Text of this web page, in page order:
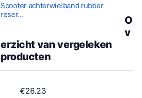
Scooter achterwielband rubber
reser…
O
v
erzicht van vergeleken
producten
€26.23